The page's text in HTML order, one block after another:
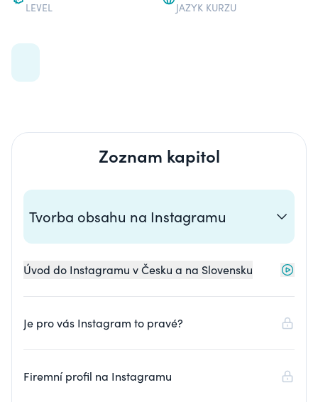
LEVEL JAZYK KURZU
Zoznam kapitol
Tvorba obsahu na Instagramu
Úvod do Instagramu v Česku a na Slovensku
Je pro vás Instagram to pravé?
Firemní profil na Instagramu